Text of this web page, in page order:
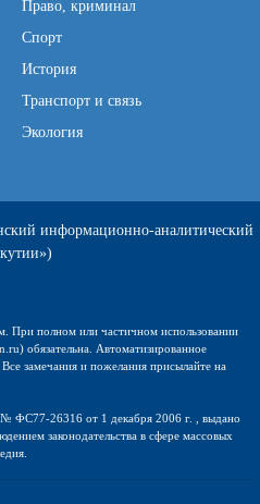
Право, криминал
Спорт
История
Транспорт и связь
Экология
информационно-аналитический
При полном или частичном использовании
обязательна. Автоматизированное
замечания и пожелания присылайте на
ФС77-26316 от 1 декабря 2006 г. , выдано
законодательства в сфере массовых